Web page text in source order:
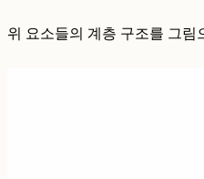
위 요소들의 계층 구조를 그림